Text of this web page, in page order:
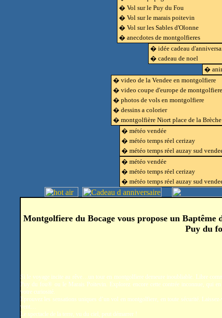
� Vol sur le Puy du Fou
� Vol sur le marais poitevin
� Vol sur les Sables d'Olonne
� anecdotes de montgolfieres
� idée cadeau
� cadeau de noel
�
� video de la Vendee en montgolfiere
� video coupe d'europe de montgolfiere
� photos de vols en montgolfiere
� dessins a colorier
� montgolfière Niort place de la Brèche
� météo vendée
� météo temps réel cerizay
� météo temps réel auzay sud
� météo vendée
� météo temps réel cerizay
� météo temps réel auzay sud
Montgolfiere du Bocage vous propose un Baptême
Puy du
Si le voyage incite au rêve…un tour en montgolfiere demeure inoubliable. Libre
Puy du fou® ou le Marais Poitevin. Explorez encore cette contrée inconnue, qui en
votre curiosité.
Eprouvez les sensations uniques d’un vol en montgolfiere, en toute sécurité.
vent…
Le spectacle de la terre, vu du ciel, peut démarrer !